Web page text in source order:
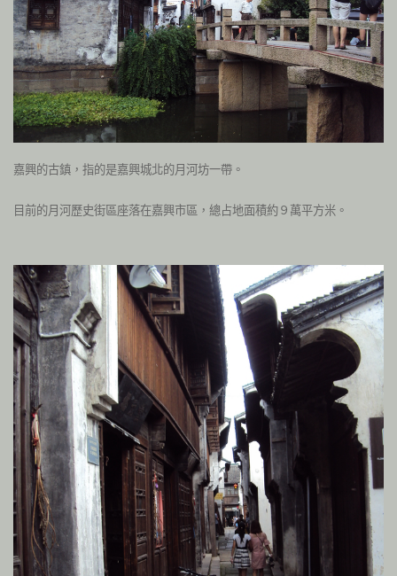
嘉興的古鎮，指的是嘉興城北的月河坊一帶。
目前的月河歷史街區座落在嘉興市區，總占地面積約９萬平方米。